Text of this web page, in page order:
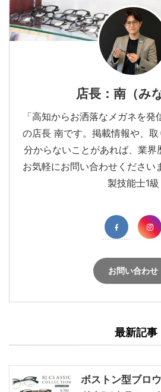
店長：南（み
「高知からお洒落なメガネを
の店長 南です。掲載情報や、
分からないことがあれば、業界
お気軽にお問い合わせください
製技能士1級
お問い合わせ
最新記事
ボストン型ブロ